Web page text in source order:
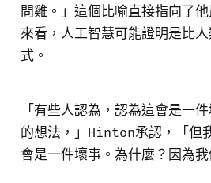
問雞。」這個比喻直接指向了
來看，人工智慧可能證明是比
式。
「有些人認為，認為這會是一
的想法，」Hinton承認，「但
會是一件壞事。為什麼？因為我